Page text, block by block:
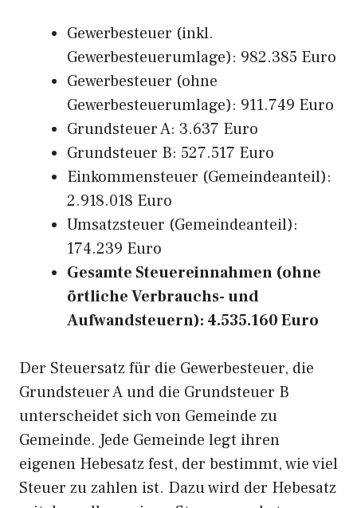
Gewerbesteuer (inkl.
Gewerbesteuerumlage): 982.385 Euro
Gewerbesteuer (ohne
Gewerbesteuerumlage): 911.749 Euro
Grundsteuer A: 3.637 Euro
Grundsteuer B: 527.517 Euro
Einkommensteuer (Gemeindeanteil):
2.918.018 Euro
Umsatzsteuer (Gemeindeanteil):
174.239 Euro
Gesamte Steuereinnahmen (ohne
örtliche Verbrauchs- und
Aufwandsteuern): 4.535.160 Euro
Der Steuersatz für die Gewerbesteuer, die
Grundsteuer A und die Grundsteuer B
unterscheidet sich von Gemeinde zu
Gemeinde. Jede Gemeinde legt ihren
eigenen Hebesatz fest, der bestimmt, wie viel
Steuer zu zahlen ist. Dazu wird der Hebesatz